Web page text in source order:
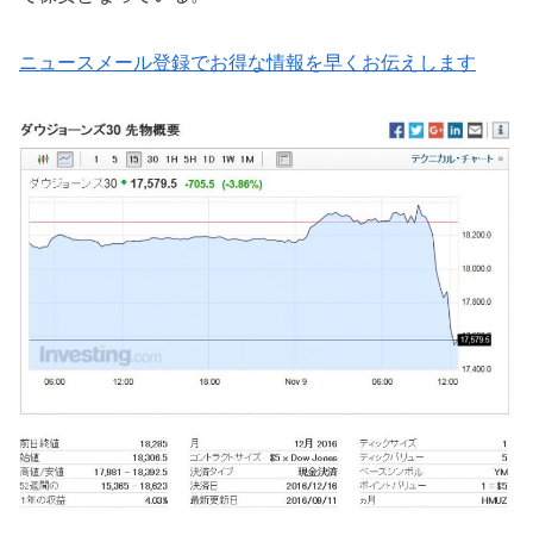
ニュースメール登録でお得な情報を早くお伝えします